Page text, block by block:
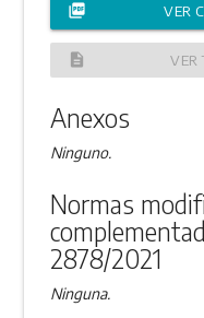
picture_as_pdf VER
description VER
Anexos
Ninguno.
Normas
2878/2021
Ninguna.